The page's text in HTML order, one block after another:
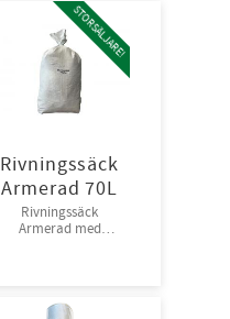
Rivningssäck
Armerad 70L
Rivningssäck
Armerad med
STORSÄLJARE!